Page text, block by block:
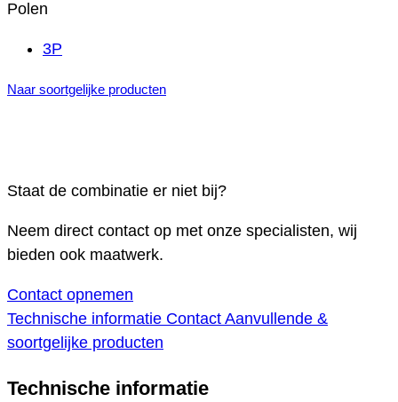
Polen
3P
Naar soortgelijke producten
Staat de combinatie er niet bij?
Neem direct contact op met onze specialisten, wij
bieden ook maatwerk.
Contact opnemen
Technische informatie Contact Aanvullende &
soortgelijke producten
Technische informatie